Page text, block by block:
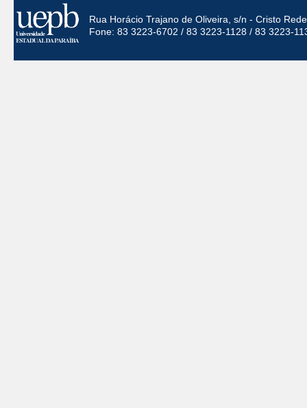
Rua Horácio Trajano de Oliveira, s/n - Cristo
Fone: 83 3223-6702 / 83 3223-1128 / 83 3223-